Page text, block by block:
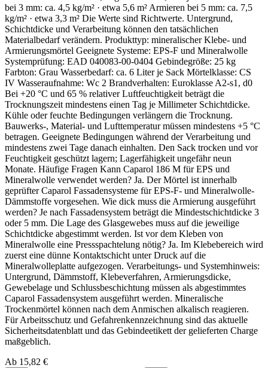
bei 3 mm: ca. 4,5 kg/m² · etwa 5,6 m² Armieren bei 5 mm: ca. 7,5
kg/m² · etwa 3,3 m² Die Werte sind Richtwerte. Untergrund,
Schichtdicke und Verarbeitung können den tatsächlichen
Materialbedarf verändern. Produkttyp: mineralischer Klebe- und
Armierungsmörtel Geeignete Systeme: EPS-F und Mineralwolle
Systemprüfung: EAD 040083-00-0404 Gebindegröße: 25 kg
Farbton: Grau Wasserbedarf: ca. 6 Liter je Sack Mörtelklasse: CS
IV Wasseraufnahme: Wc 2 Brandverhalten: Euroklasse A2-s1, d0
Bei +20 °C und 65 % relativer Luftfeuchtigkeit beträgt die
Trocknungszeit mindestens einen Tag je Millimeter Schichtdicke.
Kühle oder feuchte Bedingungen verlängern die Trocknung.
Bauwerks-, Material- und Lufttemperatur müssen mindestens +5 °C
betragen. Geeignete Bedingungen während der Verarbeitung und
mindestens zwei Tage danach einhalten. Den Sack trocken und vor
Feuchtigkeit geschützt lagern; Lagerfähigkeit ungefähr neun
Monate. Häufige Fragen Kann Caparol 186 M für EPS und
Mineralwolle verwendet werden? Ja. Der Mörtel ist innerhalb
geprüfter Caparol Fassadensysteme für EPS-F- und Mineralwolle-
Dämmstoffe vorgesehen. Wie dick muss die Armierung ausgeführt
werden? Je nach Fassadensystem beträgt die Mindestschichtdicke 3
oder 5 mm. Die Lage des Glasgewebes muss auf die jeweilige
Schichtdicke abgestimmt werden. Ist vor dem Kleben von
Mineralwolle eine Pressspachtelung nötig? Ja. Im Klebebereich wird
zuerst eine dünne Kontaktschicht unter Druck auf die
Mineralwolleplatte aufgezogen. Verarbeitungs- und Systemhinweis:
Untergrund, Dämmstoff, Klebeverfahren, Armierungsdicke,
Gewebelage und Schlussbeschichtung müssen als abgestimmtes
Caparol Fassadensystem ausgeführt werden. Mineralische
Trockenmörtel können nach dem Anmischen alkalisch reagieren.
Für Arbeitsschutz und Gefahrenkennzeichnung sind das aktuelle
Sicherheitsdatenblatt und das Gebindeetikett der gelieferten Charge
maßgeblich.
Ab 15,82 €